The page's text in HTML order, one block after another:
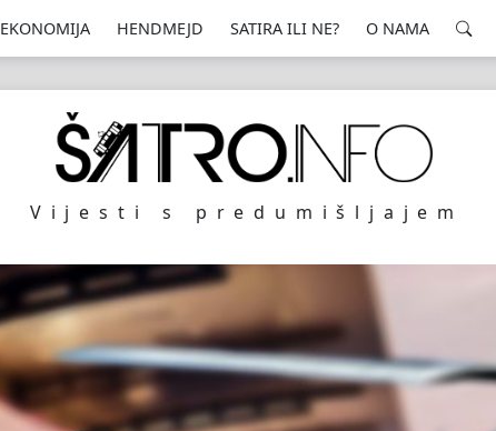
EKONOMIJA HENDMEJD SATIRA ILI NE? O NAMA
Vijesti s predumišljajem